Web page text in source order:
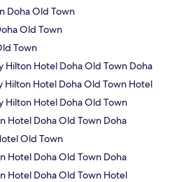
Doha Old Town
Old Town
Town
Hilton Hotel Doha Old Town Doha
Hilton Hotel Doha Old Town Hotel
Hilton Hotel Doha Old Town
Hotel Doha Old Town Doha
Old Town
Hotel Doha Old Town Doha
Hotel Doha Old Town Hotel